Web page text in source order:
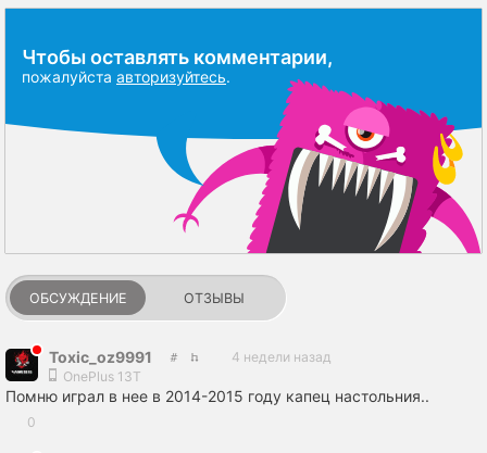
Чтобы оставлять комментарии,
пожалуйста авторизуйтесь.
ОБСУЖДЕНИЕ ОТЗЫВЫ
Toxic_oz9991
4 недели назад
OnePlus 13T
Помню играл в нее в 2014-2015 году капец настольния..
0